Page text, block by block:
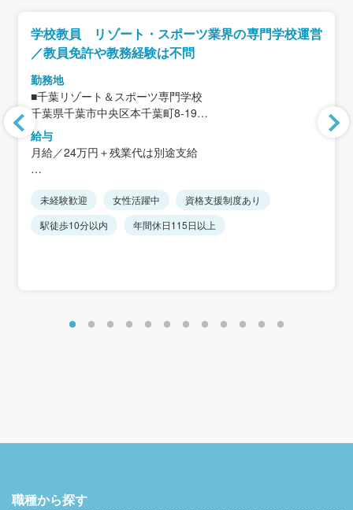
学校教員 リゾート・スポーツ業界の専門学校運営
／教員免許や教務経験は不問
勤務地
■千葉リゾート＆スポーツ専門学校
千葉県千葉市中央区本千葉町8-19
＜アクセス＞
JR「千葉駅」徒歩10分・「本千葉駅」徒歩5分
京成線「千葉中央駅」徒歩3分
給与
月給／24万円＋残業代は別途支給
年収350～400万円(月給24万円＋賞与＋残業代)
※入社2年目 400万円以上
未経験歓迎 女性活躍中
資格支援制度あり
駅徒歩10分以内
年間休日115日以上
職種から探す